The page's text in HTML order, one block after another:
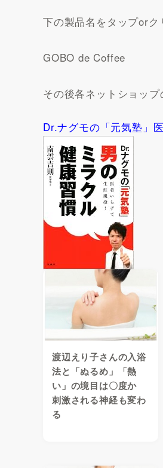
下の製品名をタップor
GOBO de Coffee
その後各ネットショッ
Dr.ナグモの「元気塾」
渡辺えり子さんの入浴
法と「ぬるめ」「熱
い」の境目は〇度か
刺激される神経も変わ
る